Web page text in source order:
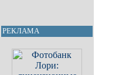
РЕКЛАМА